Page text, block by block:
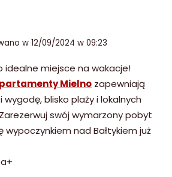
w 12/09/2024 w 09:23
idealne miejsce na wakacje!
Mielno zapewniają
blisko plaży i lokalnych
swój wymarzony pobyt
wypoczynkiem nad Bałtykiem już